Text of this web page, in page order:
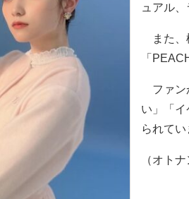
ュアル
また、
「
ファン
い」「
られてい
（オト